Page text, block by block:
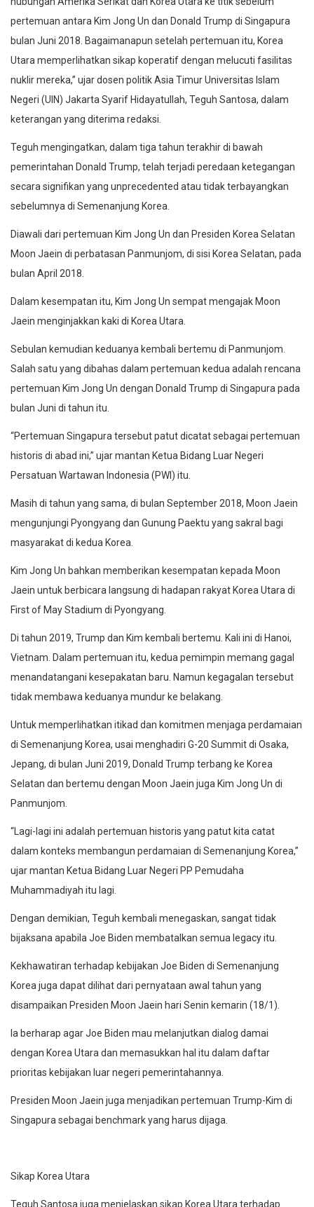
pertemuan antara Kim Jong Un dan Donald Trump di Singapura
bulan Juni 2018. Bagaimanapun setelah pertemuan itu, Korea
Utara memperlihatkan sikap koperatif dengan melucuti fasilitas
nuklir mereka,” ujar dosen politik Asia Timur Universitas Islam
Negeri (UIN) Jakarta Syarif Hidayatullah, Teguh Santosa, dalam
keterangan yang diterima redaksi.
Teguh mengingatkan, dalam tiga tahun terakhir di bawah
pemerintahan Donald Trump, telah terjadi peredaan ketegangan
secara signifikan yang unprecedented atau tidak terbayangkan
sebelumnya di Semenanjung Korea.
Diawali dari pertemuan Kim Jong Un dan Presiden Korea Selatan
Moon Jaein di perbatasan Panmunjom, di sisi Korea Selatan, pada
bulan April 2018.
Dalam kesempatan itu, Kim Jong Un sempat mengajak Moon
Jaein menginjakkan kaki di Korea Utara.
Sebulan kemudian keduanya kembali bertemu di Panmunjom.
Salah satu yang dibahas dalam pertemuan kedua adalah rencana
pertemuan Kim Jong Un dengan Donald Trump di Singapura pada
bulan Juni di tahun itu.
“Pertemuan Singapura tersebut patut dicatat sebagai pertemuan
historis di abad ini,” ujar mantan Ketua Bidang Luar Negeri
Persatuan Wartawan Indonesia (PWI) itu.
Masih di tahun yang sama, di bulan September 2018, Moon Jaein
mengunjungi Pyongyang dan Gunung Paektu yang sakral bagi
masyarakat di kedua Korea.
Kim Jong Un bahkan memberikan kesempatan kepada Moon
Jaein untuk berbicara langsung di hadapan rakyat Korea Utara di
First of May Stadium di Pyongyang.
Di tahun 2019, Trump dan Kim kembali bertemu. Kali ini di Hanoi,
Vietnam. Dalam pertemuan itu, kedua pemimpin memang gagal
menandatangani kesepakatan baru. Namun kegagalan tersebut
tidak membawa keduanya mundur ke belakang.
Untuk memperlihatkan itikad dan komitmen menjaga perdamaian
di Semenanjung Korea, usai menghadiri G-20 Summit di Osaka,
Jepang, di bulan Juni 2019, Donald Trump terbang ke Korea
Selatan dan bertemu dengan Moon Jaein juga Kim Jong Un di
Panmunjom.
“Lagi-lagi ini adalah pertemuan historis yang patut kita catat
dalam konteks membangun perdamaian di Semenanjung Korea,”
ujar mantan Ketua Bidang Luar Negeri PP Pemudaha
Muhammadiyah itu lagi.
Dengan demikian, Teguh kembali menegaskan, sangat tidak
bijaksana apabila Joe Biden membatalkan semua legacy itu.
Kekhawatiran terhadap kebijakan Joe Biden di Semenanjung
Korea juga dapat dilihat dari pernyataan awal tahun yang
disampaikan Presiden Moon Jaein hari Senin kemarin (18/1).
Ia berharap agar Joe Biden mau melanjutkan dialog damai
dengan Korea Utara dan memasukkan hal itu dalam daftar
prioritas kebijakan luar negeri pemerintahannya.
Presiden Moon Jaein juga menjadikan pertemuan Trump-Kim di
Singapura sebagai benchmark yang harus dijaga.
Sikap Korea Utara
Teguh Santosa juga menjelaskan sikap Korea Utara terhadap